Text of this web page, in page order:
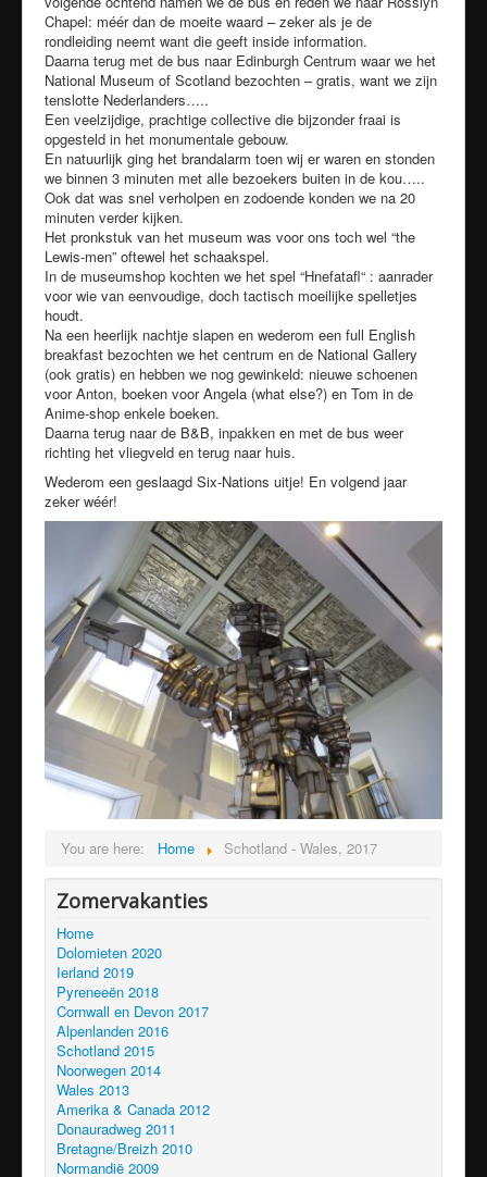
Chapel: méér dan de moeite waard – zeker als je de
rondleiding neemt want die geeft inside information.
Daarna terug met de bus naar Edinburgh Centrum waar we het
National Museum of Scotland bezochten – gratis, want we zijn
tenslotte Nederlanders…..
Een veelzijdige, prachtige collective die bijzonder fraai is
opgesteld in het monumentale gebouw.
En natuurlijk ging het brandalarm toen wij er waren en stonden
we binnen 3 minuten met alle bezoekers buiten in de kou…..
Ook dat was snel verholpen en zodoende konden we na 20
minuten verder kijken.
Het pronkstuk van het museum was voor ons toch wel “the
Lewis-men” oftewel het schaakspel.
In de museumshop kochten we het spel “Hnefatafl“ : aanrader
voor wie van eenvoudige, doch tactisch moeilijke spelletjes
houdt.
Na een heerlijk nachtje slapen en wederom een full English
breakfast bezochten we het centrum en de National Gallery
(ook gratis) en hebben we nog gewinkeld: nieuwe schoenen
voor Anton, boeken voor Angela (what else?) en Tom in de
Anime-shop enkele boeken.
Daarna terug naar de B&B, inpakken en met de bus weer
richting het vliegveld en terug naar huis.
Wederom een geslaagd Six-Nations uitje! En volgend jaar
zeker wéér!
You are here: Home Schotland - Wales, 2017
Zomervakanties
Home
Dolomieten 2020
Ierland 2019
Pyreneeën 2018
Cornwall en Devon 2017
Alpenlanden 2016
Schotland 2015
Noorwegen 2014
Wales 2013
Amerika & Canada 2012
Donauradweg 2011
Bretagne/Breizh 2010
Normandië 2009